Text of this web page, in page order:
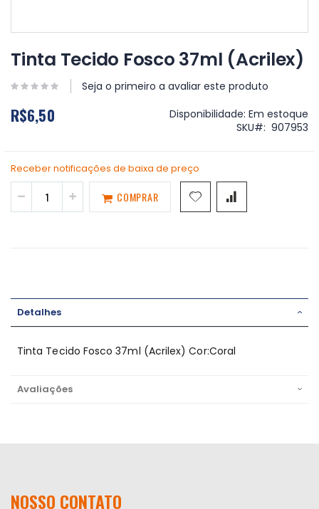
para
o
da
de
Tinta Tecido Fosco 37ml (Acrilex)
Seja o primeiro a avaliar este produto
R$6,50 Disponibilidade: Em estoque
SKU
907953
Receber notificações de baixa de preço
COMPRAR
Detalhes
Tinta Tecido Fosco 37ml (Acrilex) Cor:Coral
Avaliações
NOSSO CONTATO